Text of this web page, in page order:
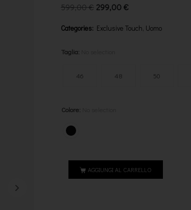
599,00€ 299,00€
Categories: Exclusive Touch, Uomo
Taglia:
46 48 50
Colore:
AGGIUNGI AL CARRELLO